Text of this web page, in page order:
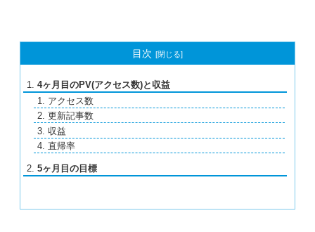
目次
4ヶ月目のPV(アクセス数)と収益
アクセス数
更新記事数
収益
直帰率
5ヶ月目の目標